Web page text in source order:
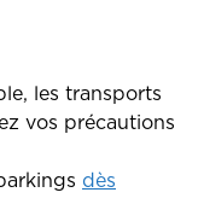
les transports
vos précautions
dès